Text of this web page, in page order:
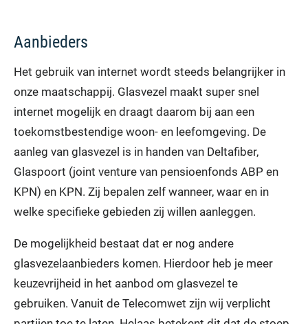
Aanbieders
Het gebruik van internet wordt steeds belangrijker in
onze maatschappij. Glasvezel maakt super snel
internet mogelijk en draagt daarom bij aan een
toekomstbestendige woon- en leefomgeving. De
aanleg van glasvezel is in handen van Deltafiber,
Glaspoort (joint venture van pensioenfonds ABP en
KPN) en KPN. Zij bepalen zelf wanneer, waar en in
welke specifieke gebieden zij willen aanleggen.
De mogelijkheid bestaat dat er nog andere
glasvezelaanbieders komen. Hierdoor heb je meer
keuzevrijheid in het aanbod om glasvezel te
gebruiken. Vanuit de Telecomwet zijn wij verplicht